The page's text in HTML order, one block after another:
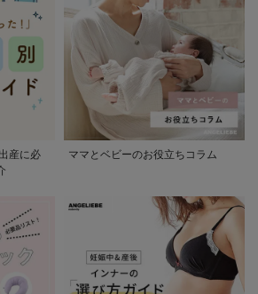
産に必
ママとベビーのお役立ちコラム